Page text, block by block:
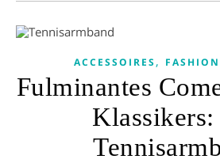
ACCESSOIRES,
Fulminantes
Klassikers: